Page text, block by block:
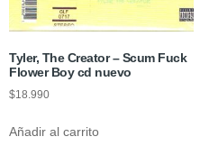
Tyler, The Creator – Scum Fuck
Flower Boy cd nuevo
$18.990
Añadir al carrito